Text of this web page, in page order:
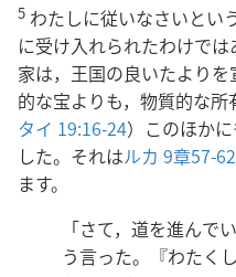
5 わたしに従いなさいとい
に受け入れられたわけで
家は，王国の良いたより
的な宝よりも，物質的な
タイ 19:16-24）このほか
した。それはルカ 9章57-
ます。
「さて，道を進んで
う言った。『わたく